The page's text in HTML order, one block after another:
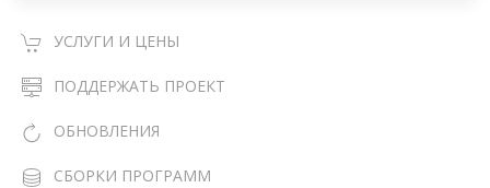
УСЛУГИ И ЦЕНЫ
ПОДДЕРЖАТЬ ПРОЕКТ
ОБНОВЛЕНИЯ
СБОРКИ ПРОГРАММ